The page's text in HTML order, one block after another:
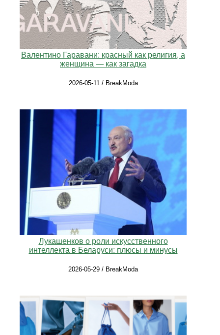
Валентино Гаравани: красный как религия, а
женщина — как загадка
2026-05-11 / BreakModa
Лукашенков о роли искусственного
интеллекта в Беларуси: плюсы и минусы
2026-05-29 / BreakModa